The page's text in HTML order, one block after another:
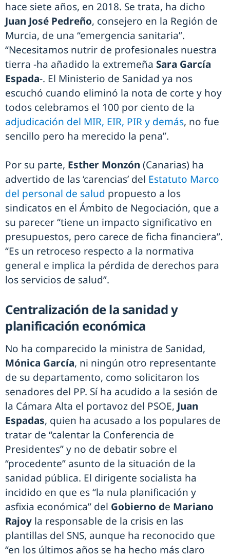
hace siete años, en 2018. Se trata, ha dicho
Juan José Pedreño, consejero en la Región de
Murcia, de una “emergencia sanitaria”.
“Necesitamos nutrir de profesionales nuestra
tierra -ha añadido la extremeña Sara García
Espada-. El Ministerio de Sanidad ya nos
escuchó cuando eliminó la nota de corte y hoy
todos celebramos el 100 por ciento de la
adjudicación del MIR, EIR, PIR y demás, no fue
sencillo pero ha merecido la pena”.
Por su parte, Esther Monzón (Canarias) ha
advertido de las ‘carencias’ del Estatuto Marco
del personal de salud propuesto a los
sindicatos en el Ámbito de Negociación, que a
su parecer “tiene un impacto significativo en
presupuestos, pero carece de ficha financiera”.
“Es un retroceso respecto a la normativa
general e implica la pérdida de derechos para
los servicios de salud”.
Centralización de la sanidad y
planificación económica
No ha comparecido la ministra de Sanidad,
Mónica García, ni ningún otro representante
de su departamento, como solicitaron los
senadores del PP. Sí ha acudido a la sesión de
la Cámara Alta el portavoz del PSOE, Juan
Espadas, quien ha acusado a los populares de
tratar de “calentar la Conferencia de
Presidentes” y no de debatir sobre el
“procedente” asunto de la situación de la
sanidad pública. El dirigente socialista ha
incidido en que es “la nula planificación y
asfixia económica” del Gobierno de Mariano
Rajoy la responsable de la crisis en las
plantillas del SNS, aunque ha reconocido que
“en los últimos años se ha hecho más claro